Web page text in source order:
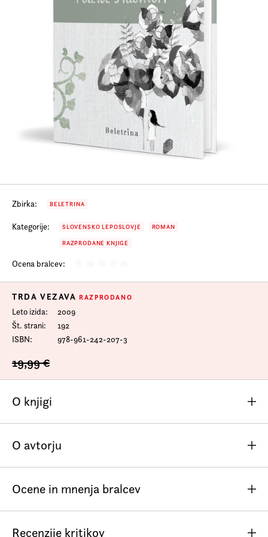
Zbirka: BELETRINA
Kategorije: SLOVENSKO LEPOSLOVJE ROMAN
RAZPRODANE KNJIGE
Ocena bralcev:
TRDA VEZAVARAZPRODANO
Leto izida
2009
Št. strani
192
ISBN
978-961-242-207-3
19,99 €
O knjigi
Poletje s klovnom
poletje dolgo«, čez vse življenje razmreženo ljubezensko
razmerje med umetnikoma, slikarko Beso in klovnom
Shamranom; je obenem roman o otrpli samoti, roman, ki
obračunava tudi z vprašanjem življenjskega poslanstva.
Nabrekla, nasladna poetika izničuje Besino žalost ob
vztrajnem, gluhem klovnovem molku; skozi njeno osebno
O avtorju
Ocene in mnenja bralcev
Recenzije kritikov